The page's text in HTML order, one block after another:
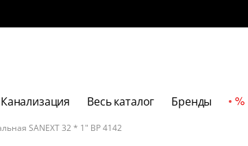
Канализация Весь каталог Бренды
SANEXT 32 * 1" ВР 4142